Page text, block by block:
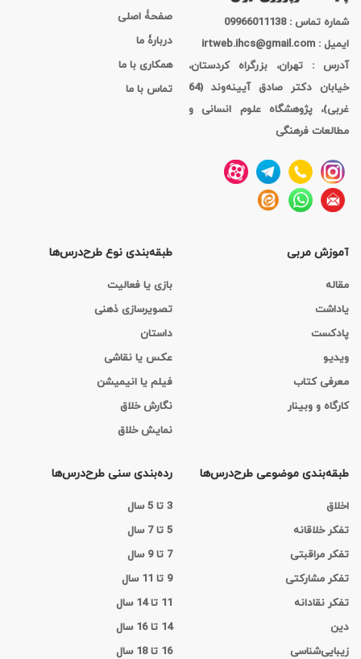
شماره تماس : 09966011138
ایمیل : irtweb.ihcs@gmail.com
آدرس : تهران، بزرگراه کردستان،
خیابان دکتر صادق آیینه‌وند (64
غربی)، پژوهشگاه علوم انسانی و
مطالعات فرهنگی
صفحۀ اصلی
دربارۀ ما
همکاری با ما
تماس با ما
آموزش مربی
مقاله
یاداشت
پادکست
ویدیو
معرفی کتاب
کارگاه‌ و وبینار
طبقه‌بندی نوع طرح‌درس‌ها
بازی یا فعالیت
تصویرسازی ذهنی
داستان
عکس یا نقاشی
فیلم یا انیمیشن
نگارش خلاق
نمایش خلاق
طبقه‌بندی موضوعی طرح‌درس‌ها
اخلاق
تفکر خلاقانه
تفکر مراقبتی
تفکر مشارکتی
تفکر نقادانه
دین
زیبایی‌شناسی
رده‌بندی سنی طرح‌درس‌ها
3 تا 5 سال
5 تا 7 سال
7 تا 9 سال
9 تا 11 سال
11 تا 14 سال
14 تا 16 سال
16 تا 18 سال